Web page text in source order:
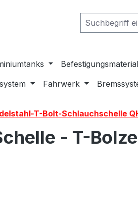
Befestigungsmaterial
Fahrwerk
T-Bolt-Schlauchschelle
- T-